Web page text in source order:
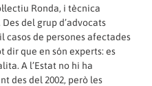
Ronda, i tècnica
del grup d’advocats
casos de persones afectades
dir que en són experts: es
A l’Estat no hi ha
des del 2002, però les